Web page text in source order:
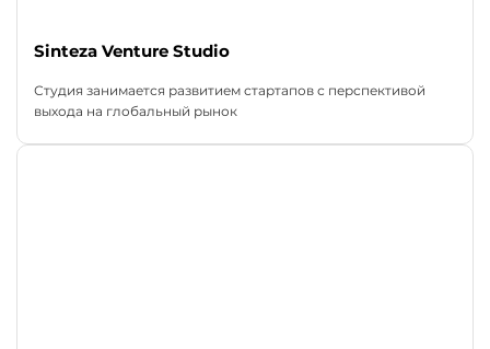
Sinteza Venture Studio
Студия занимается развитием стартапов с перспективой
выхода на глобальный рынок